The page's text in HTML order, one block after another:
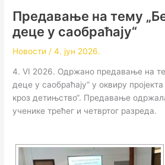
Предавање на тему
деце у саобраћају“
Новости /4. јун 2026.
4. VI 2026. Одржано предавање на
деце у саобраћају“ у оквиру
кроз детињство“. Предавање
ученике трећег и четвртог разреда.